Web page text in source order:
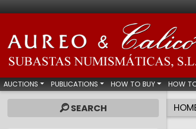
Aureo & Calicó -
AUCTIONS PUBLICATIONS HOW TO BUY HOW
SEARCH